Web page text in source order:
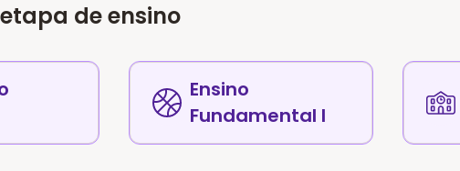
de ensino
Ensino
Fundamental I